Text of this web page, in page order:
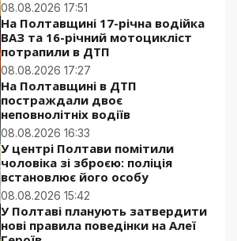
08.08.2026 17:51
На Полтавщині 17-річна водійка
ВАЗ та 16-річний мотоцикліст
потрапили в ДТП
08.08.2026 17:27
На Полтавщині в ДТП
постраждали двоє
неповнолітніх водіїв
08.08.2026 16:33
У центрі Полтави помітили
чоловіка зі зброєю: поліція
встановлює його особу
08.08.2026 15:42
У Полтаві планують затвердити
нові правила поведінки на Алеї